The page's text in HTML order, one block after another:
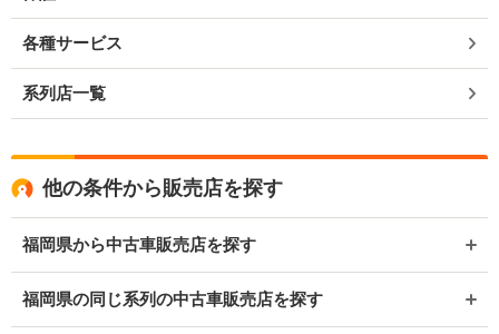
各種サービス
系列店一覧
他の条件から販売店を探す
福岡県から中古車販売店を探す
福岡県の同じ系列の中古車販売店を探す